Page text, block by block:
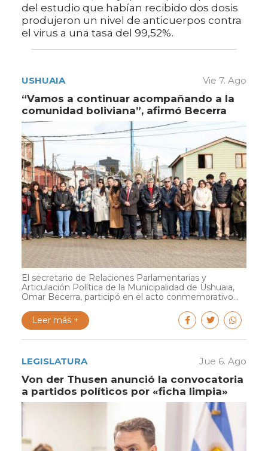
del estudio que habían recibido dos dosis
produjeron un nivel de anticuerpos contra
el virus a una tasa del 99,52%.
USHUAIA Vie 7. Ago
“Vamos a continuar acompañando a la
comunidad boliviana”, afirmó Becerra
El secretario de Relaciones Parlamentarias y
Articulación Política de la Municipalidad de Ushuaia,
Omar Becerra, participó en el acto conmemorativo...
Leer más +
LEGISLATURA Jue 6. Ago
Von der Thusen anunció la convocatoria
a partidos políticos por «ficha limpia»